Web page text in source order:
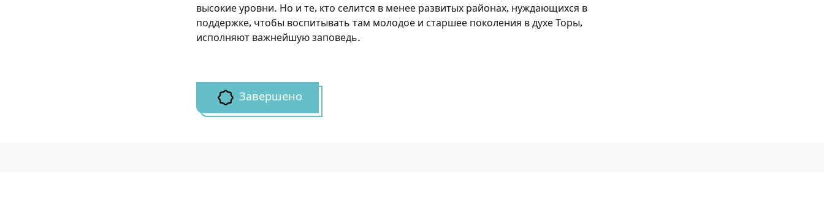
высокие уровни. Но и те, кто селится в менее развитых районах, нуждающихся в
поддержке, чтобы воспитывать там молодое и старшее поколения в духе Торы,
исполняют важнейшую заповедь.
Завершено
сайте
Чтобы делать пометки на сайте, необходимо
Подписаться